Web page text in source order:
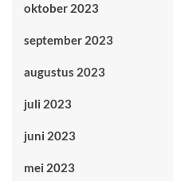
oktober 2023
september 2023
augustus 2023
juli 2023
juni 2023
mei 2023